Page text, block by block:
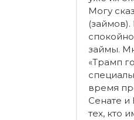
Могу
займы.
«Трамп
время
Сенате и
тех, кто